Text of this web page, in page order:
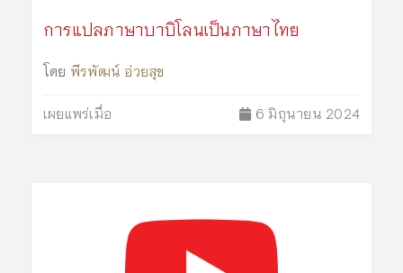
การแปลภาษาบาบิโลนเป็นภาษาไทย
โดย พีรพัฒน์ อ่วยสุข
เผยแพร่เมื่อ 6 มิถุนายน 2024